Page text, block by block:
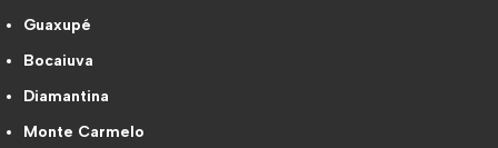
Guaxupé
Bocaiuva
Diamantina
Monte Carmelo